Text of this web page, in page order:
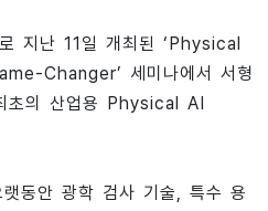
지난 11일 개최된 ‘Physical
Changer’ 세미나에서 서형
초의 산업용 Physical AI
동안 광학 검사 기술, 특수 용